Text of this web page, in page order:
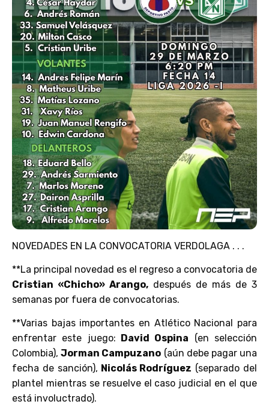
NOVEDADES EN LA CONVOCATORIA VERDOLAGA . . .
**La principal novedad es el regreso a convocatoria de
Cristian «Chicho» Arango, después de más de 3
semanas por fuera de convocatorias.
**Varias bajas importantes en Atlético Nacional para
enfrentar este juego: David Ospina (en selección
Colombia),Jorman Campuzano (aún debe pagar una
fecha de sanción), Nicolás Rodríguez (separado del
plantel mientras se resuelve el caso judicial en el que
está involuctrado).